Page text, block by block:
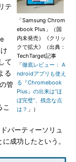
「Samsung Chrom
ebook Plus」（国
内未発売）《クリッ
クで拡大》（出典：
TechTarget記事
「徹底レビュー： A
ndroidアプリも使え
る『Chromebook
Plus』の出来は“ほ
ぼ完璧”、残念な点
は？ 」）
テ
て
る
管
パーティーソリュ
成功したという。